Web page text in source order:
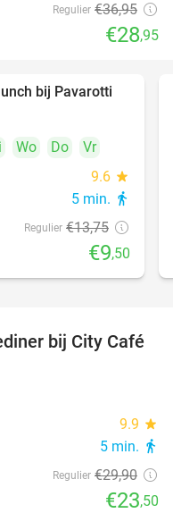
Regulier €36,95
€28,95
31%
bij Pavarotti
Wo Do
Vr
9.6 star
5 min. directions_walk
Regulier €13,75
€9,50
21%
bij City Café
9.9 star
5 min. directions_walk
Regulier €29,90
€23,50